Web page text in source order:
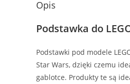
Opis
Podstawka do
Podstawki pod modele
Star Wars, dzięki czemu
gablotce. Produkty te są